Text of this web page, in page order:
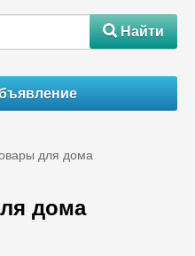
#Найти
для дома
дома